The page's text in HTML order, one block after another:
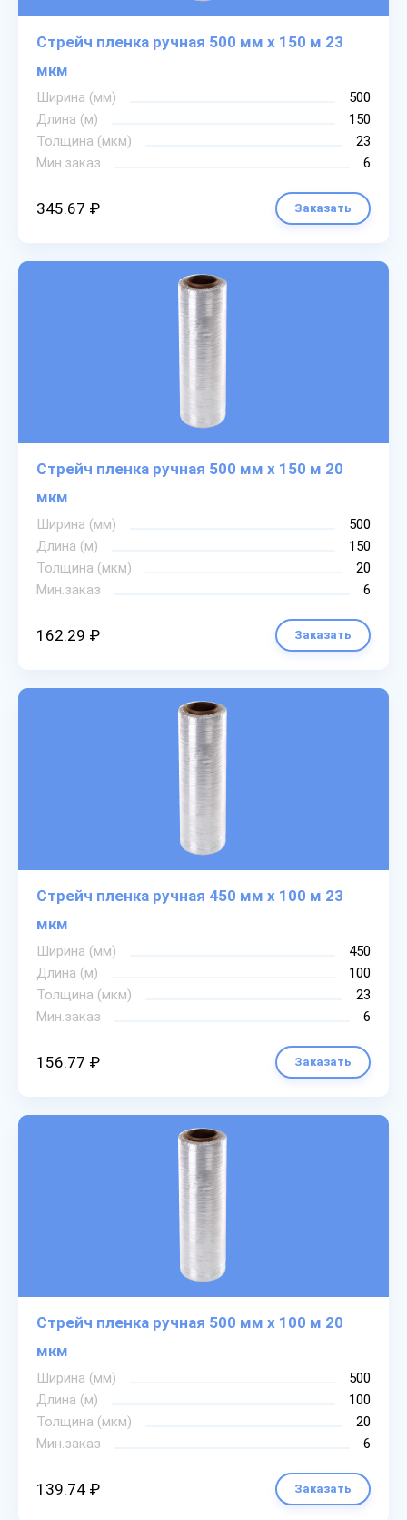
Стрейч пленка ручная 500 мм х 150 м 23
мкм
Ширина (мм)
500
Длина (м)
150
Толщина (мкм)
23
Мин.заказ
6
345.67 ₽ Заказать
Стрейч пленка ручная 500 мм х 150 м 20
мкм
Ширина (мм)
500
Длина (м)
150
Толщина (мкм)
20
Мин.заказ
6
162.29 ₽ Заказать
Стрейч пленка ручная 450 мм х 100 м 23
мкм
Ширина (мм)
450
Длина (м)
100
Толщина (мкм)
23
Мин.заказ
6
156.77 ₽ Заказать
Стрейч пленка ручная 500 мм х 100 м 20
мкм
Ширина (мм)
500
Длина (м)
100
Толщина (мкм)
20
Мин.заказ
6
139.74 ₽ Заказать